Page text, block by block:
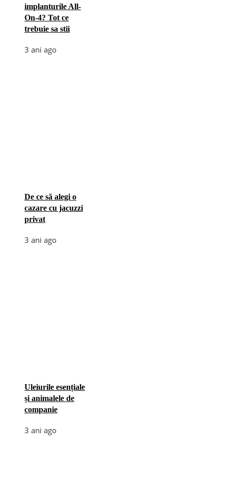
implanturile All-
On-4? Tot ce
trebuie sa stii
3 ani ago
De ce să alegi o
cazare cu jacuzzi
privat
3 ani ago
Uleiurile esențiale
și animalele de
companie
3 ani ago